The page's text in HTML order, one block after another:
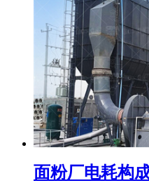
面粉厂电耗构